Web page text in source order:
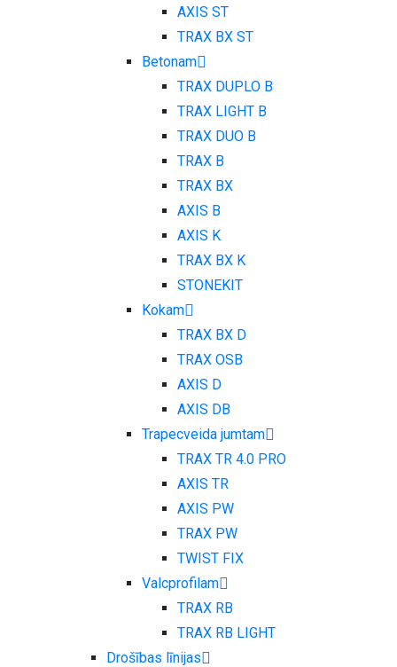
AXIS ST
TRAX BX ST
Betonam
TRAX DUPLO B
TRAX LIGHT B
TRAX DUO B
TRAX B
TRAX BX
AXIS B
AXIS K
TRAX BX K
STONEKIT
Kokam
TRAX BX D
TRAX OSB
AXIS D
AXIS DB
Trapecveida jumtam
TRAX TR 4.0 PRO
AXIS TR
AXIS PW
TRAX PW
TWIST FIX
Valcprofilam
TRAX RB
TRAX RB LIGHT
Drošības līnijas